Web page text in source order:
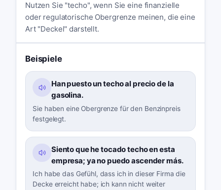
Nutzen Sie "techo", wenn Sie eine finanzielle
oder regulatorische Obergrenze meinen, die eine
Art "Deckel" darstellt.
Beispiele
Han puesto un techo al precio de la
gasolina.
Sie haben eine Obergrenze für den Benzinpreis
festgelegt.
Siento que he tocado techo en esta
empresa; ya no puedo ascender más.
Ich habe das Gefühl, dass ich in dieser Firma die
Decke erreicht habe; ich kann nicht weiter